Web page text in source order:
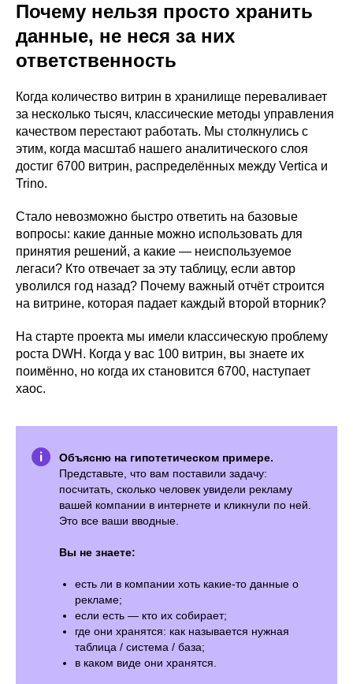
Почему нельзя просто хранить
данные, не неся за них
ответственность
Когда количество витрин в хранилище переваливает
за несколько тысяч, классические методы управления
качеством перестают работать. Мы столкнулись с
этим, когда масштаб нашего аналитического слоя
достиг 6700 витрин, распределённых между Vertica и
Trino.
Стало невозможно быстро ответить на базовые
вопросы: какие данные можно использовать для
принятия решений, а какие — неиспользуемое
легаси? Кто отвечает за эту таблицу, если автор
уволился год назад? Почему важный отчёт строится
на витрине, которая падает каждый второй вторник?
На старте проекта мы имели классическую проблему
роста DWH. Когда у вас 100 витрин, вы знаете их
поимённо, но когда их становится 6700, наступает
хаос.
Объясню на гипотетическом примере.
Представьте, что вам поставили задачу:
посчитать, сколько человек увидели рекламу
вашей компании в интернете и кликнули по ней.
Это все ваши вводные.
Вы не знаете:
есть ли в компании хоть какие-то данные о
рекламе;
если есть — кто их собирает;
где они хранятся: как называется нужная
таблица / система / база;
в каком виде они хранятся.